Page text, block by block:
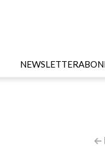
NEWSLETTER